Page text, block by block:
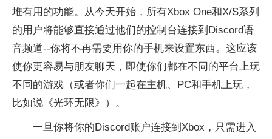
堆有用的功能。从今天开始，所有Xbox One和X/S系列
的用户将能够直接通过他们的控制台连接到Discord语
音频道--你将不再需要用你的手机来设置东西。这应该
使你更容易与朋友聊天，即使你们都在不同的平台上玩
不同的游戏（或者你们一起在主机、PC和手机上玩，
比如说《光环无限》）。
一旦你将你的Discord账户连接到Xbox，只需进入